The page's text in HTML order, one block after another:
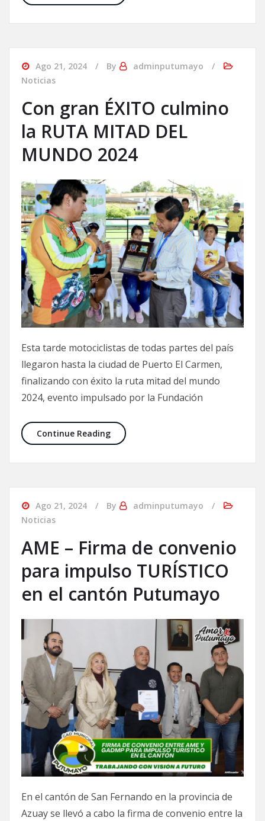
Ago 21, 2024 By
adminputumayo
Noticias
Con gran ÉXITO culmino
la RUTA MITAD DEL
MUNDO 2024
Esta tarde motociclistas de todas partes del país
llegaron hasta la ciudad de Puerto El Carmen,
finalizando con éxito la ruta mitad del mundo
2024, evento impulsado por la Fundación
Continue Reading
Ago 21, 2024 By
adminputumayo
Noticias
AME – Firma de convenio
para impulso TURÍSTICO
en el cantón Putumayo
En el cantón de San Fernando en la provincia de
Azuay se llevó a cabo la firma de convenio entre la